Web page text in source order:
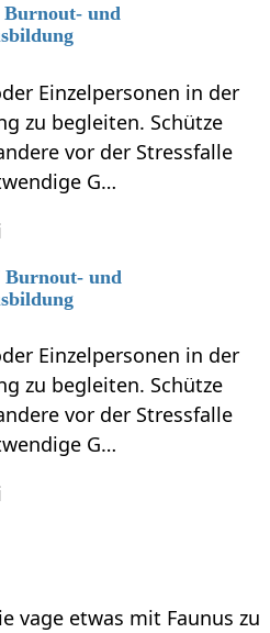
Burnout- und
Einzelpersonen in der
zu begleiten. Schütze
vor der Stressfalle
G…
Burnout- und
Einzelpersonen in der
zu begleiten. Schütze
vor der Stressfalle
G…
vage etwas mit Faunus zu